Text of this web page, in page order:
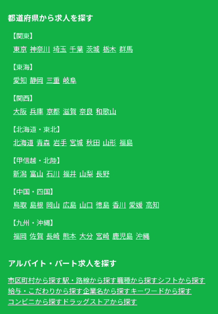
都道府県から求人を探す
【関東】
東京 神奈川 埼玉 千葉 茨城 栃木 群馬
【東海】
愛知 静岡 三重 岐阜
【関西】
大阪 兵庫 京都 滋賀 奈良 和歌山
【北海道・東北】
北海道 青森 岩手 宮城 秋田 山形 福島
【甲信越・北陸】
新潟 富山 石川 福井 山梨 長野
【中国・四国】
鳥取 島根 岡山 広島 山口 徳島 香川 愛媛 高知
【九州・沖縄】
福岡 佐賀 長崎 熊本 大分 宮崎 鹿児島 沖縄
アルバイト・パート求人を探す
市区町村から探す駅・路線から探す職種から探すシフトから探す
給与・こだわりから探す企業名から探すキーワードから探す
コンビニから探す ドラッグストアから探す